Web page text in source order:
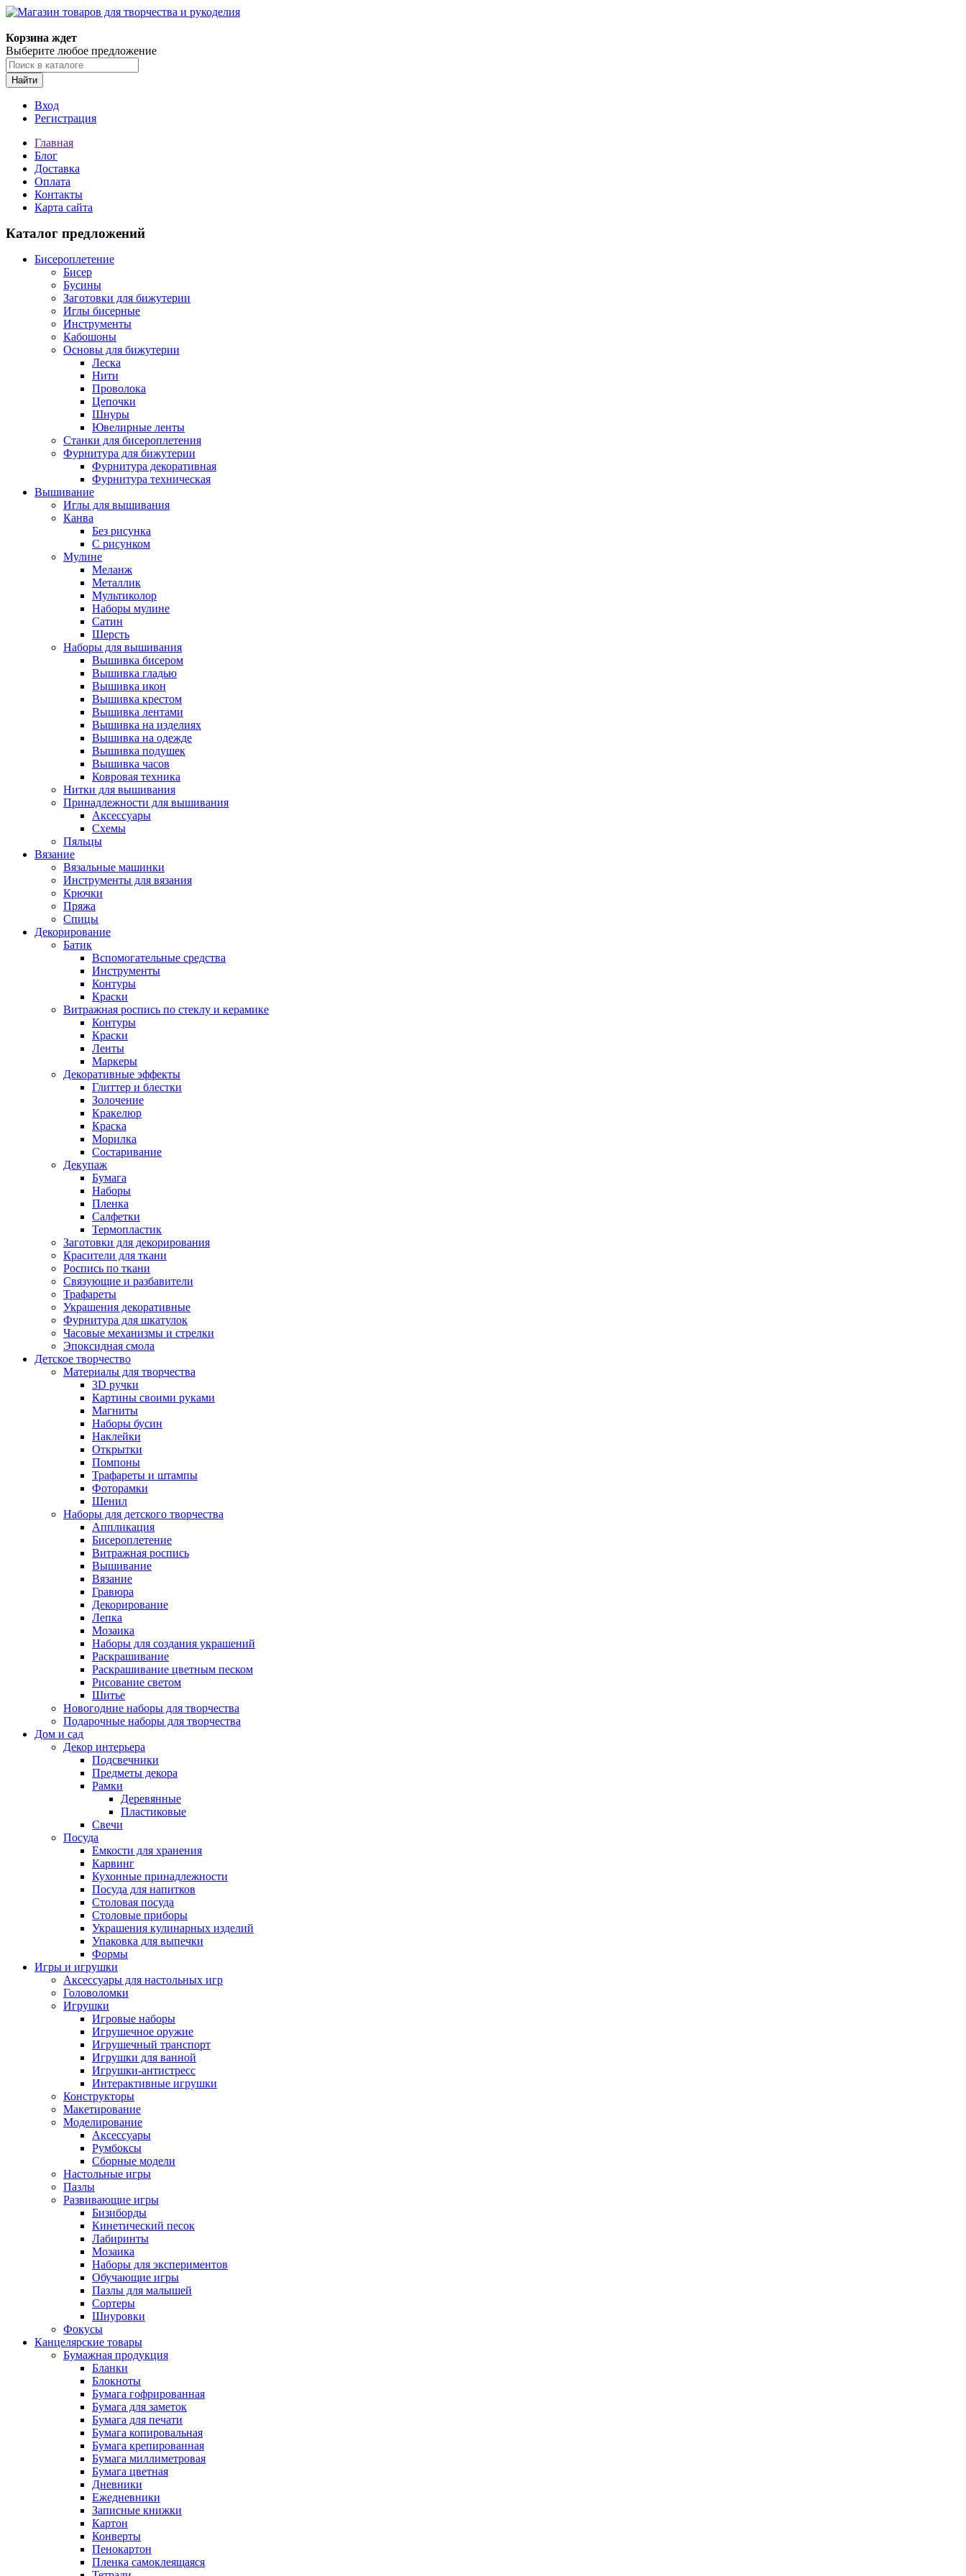
Корзина ждет
Выберите любое предложение
Найти
Вход
Регистрация
Главная
Блог
Доставка
Оплата
Контакты
Карта сайта
Каталог предложений
Бисероплетение
Бисер
Бусины
Заготовки для бижутерии
Иглы бисерные
Инструменты
Кабошоны
Основы для бижутерии
Леска
Нити
Проволока
Цепочки
Шнуры
Ювелирные ленты
Станки для бисероплетения
Фурнитура для бижутерии
Фурнитура декоративная
Фурнитура техническая
Вышивание
Иглы для вышивания
Канва
Без рисунка
С рисунком
Мулине
Меланж
Металлик
Мультиколор
Наборы мулине
Сатин
Шерсть
Наборы для вышивания
Вышивка бисером
Вышивка гладью
Вышивка икон
Вышивка крестом
Вышивка лентами
Вышивка на изделиях
Вышивка на одежде
Вышивка подушек
Вышивка часов
Ковровая техника
Нитки для вышивания
Принадлежности для вышивания
Аксессуары
Схемы
Пяльцы
Вязание
Вязальные машинки
Инструменты для вязания
Крючки
Пряжа
Спицы
Декорирование
Батик
Вспомогательные средства
Инструменты
Контуры
Краски
Витражная роспись по стеклу и керамике
Контуры
Краски
Ленты
Маркеры
Декоративные эффекты
Глиттер и блестки
Золочение
Кракелюр
Краска
Морилка
Состаривание
Декупаж
Бумага
Наборы
Пленка
Салфетки
Термопластик
Заготовки для декорирования
Красители для ткани
Роспись по ткани
Связующие и разбавители
Трафареты
Украшения декоративные
Фурнитура для шкатулок
Часовые механизмы и стрелки
Эпоксидная смола
Детское творчество
Материалы для творчества
3D ручки
Картины своими руками
Магниты
Наборы бусин
Наклейки
Открытки
Помпоны
Трафареты и штампы
Фоторамки
Шенил
Наборы для детского творчества
Аппликация
Бисероплетение
Витражная роспись
Вышивание
Вязание
Гравюра
Декорирование
Лепка
Мозаика
Наборы для создания украшений
Раскрашивание
Раскрашивание цветным песком
Рисование светом
Шитье
Новогодние наборы для творчества
Подарочные наборы для творчества
Дом и сад
Декор интерьера
Подсвечники
Предметы декора
Рамки
Деревянные
Пластиковые
Свечи
Посуда
Емкости для хранения
Карвинг
Кухонные принадлежности
Посуда для напитков
Столовая посуда
Столовые приборы
Украшения кулинарных изделий
Упаковка для выпечки
Формы
Игры и игрушки
Аксессуары для настольных игр
Головоломки
Игрушки
Игровые наборы
Игрушечное оружие
Игрушечный транспорт
Игрушки для ванной
Игрушки-антистресс
Интерактивные игрушки
Конструкторы
Макетирование
Моделирование
Аксессуары
Румбоксы
Сборные модели
Настольные игры
Пазлы
Развивающие игры
Бизиборды
Кинетический песок
Лабиринты
Мозаика
Наборы для экспериментов
Обучающие игры
Пазлы для малышей
Сортеры
Шнуровки
Фокусы
Канцелярские товары
Бумажная продукция
Бланки
Блокноты
Бумага гофрированная
Бумага для заметок
Бумага для печати
Бумага копировальная
Бумага крепированная
Бумага миллиметровая
Бумага цветная
Дневники
Ежедневники
Записные книжки
Картон
Конверты
Пенокартон
Пленка самоклеящаяся